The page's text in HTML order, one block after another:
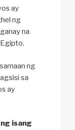
ay
ng
na
ng
sa
ay
isang